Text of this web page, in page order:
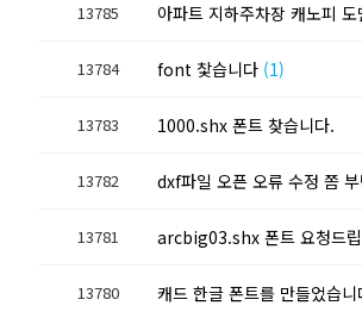
13785 아파트 지하주차장 캐노피
13784 font 찿습니다 (1)
13783 1000.shx 폰트 찾습니다.
13782 dxf파일 오픈 오류 수정 쫌
13781 arcbig03.shx 폰트 요청드
13780 캐드 한글 폰트를 만들었습니